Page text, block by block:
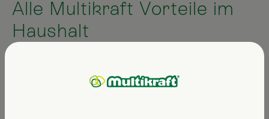
Alle Multikraft Vorteile im
Haushalt
natürlicher Inhaltsstoffe